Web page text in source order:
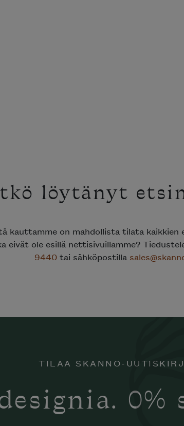
löytänyt
kauttamme on mahdollista tilata kaikkien
eivät ole esillä nettisivuillamme?
9440 tai sähköpostilla
TILAA SKANNO-
0%